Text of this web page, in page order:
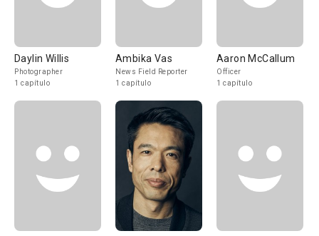
Daylin Willis
Photographer
1 capítulo
Ambika Vas
News Field Reporter
1 capítulo
Aaron McCallum
Officer
1 capítulo